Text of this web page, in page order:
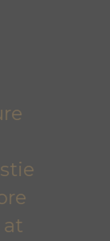
eu